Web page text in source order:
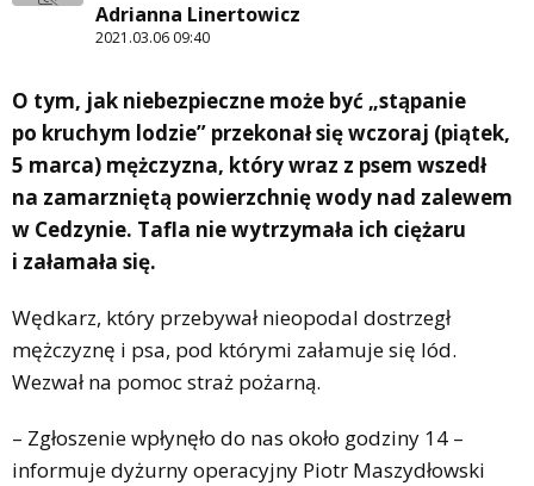
Adrianna Linertowicz
2021.03.06 09:40
O tym, jak niebezpieczne może być „stąpanie
po kruchym lodzie” przekonał się wczoraj (piątek,
5 marca) mężczyzna, który wraz z psem wszedł
na zamarzniętą powierzchnię wody nad zalewem
w Cedzynie. Tafla nie wytrzymała ich ciężaru
i załamała się.
Wędkarz, który przebywał nieopodal dostrzegł
mężczyznę i psa, pod którymi załamuje się lód.
Wezwał na pomoc straż pożarną.
– Zgłoszenie wpłynęło do nas około godziny 14 –
informuje dyżurny operacyjny Piotr Maszydłowski